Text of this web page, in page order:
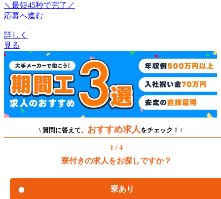
＼最短45秒で完了／
応募へ進む
詳しく
見る
\ 質問に答えて、 おすすめ求人 をチェック！ /
1 / 4
寮付きの求人をお探しですか？
寮あり